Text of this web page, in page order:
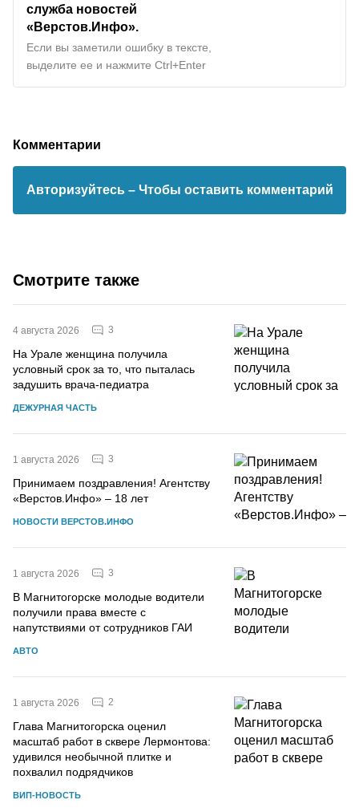
служба новостей
«Верстов.Инфо».
Если вы заметили ошибку в тексте,
выделите ее и нажмите Ctrl+Enter
Комментарии
Авторизуйтесь – Чтобы оставить комментарий
Смотрите также
4 августа 2026 3
На Урале женщина получила
условный срок за то, что пыталась
задушить врача-педиатра
ДЕЖУРНАЯ ЧАСТЬ
1 августа 2026 3
Принимаем поздравления! Агентству
«Верстов.Инфо» – 18 лет
НОВОСТИ ВЕРСТОВ.ИНФО
1 августа 2026 3
В Магнитогорске молодые водители
получили права вместе с
напутствиями от сотрудников ГАИ
АВТО
1 августа 2026 2
Глава Магнитогорска оценил
масштаб работ в сквере Лермонтова:
удивился необычной плитке и
похвалил подрядчиков
ВИП-НОВОСТЬ